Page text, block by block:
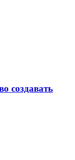
создавать